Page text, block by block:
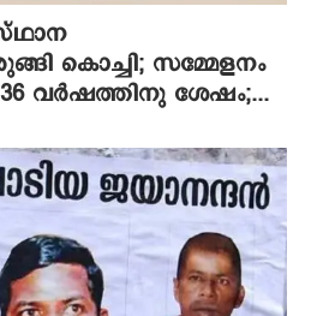
കൊച്ചി; സമ്മേളനം
വര്‍ഷത്തിനു ശേഷം;...